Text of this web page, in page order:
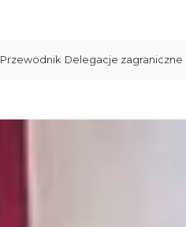
Przewodnik Delegacje zagraniczne